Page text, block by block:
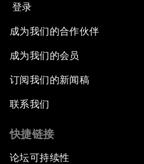
登录
成为我们的合作伙伴
成为我们的会员
订阅我们的新闻稿
联系我们
快捷链接
论坛可持续性